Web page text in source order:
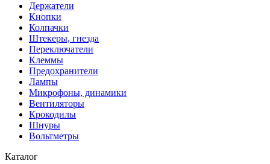
Держатели
Кнопки
Колпачки
Штекеры, гнезда
Переключатели
Клеммы
Предохранители
Лампы
Микрофоны, динамики
Вентиляторы
Крокодилы
Шнуры
Вольтметры
Каталог